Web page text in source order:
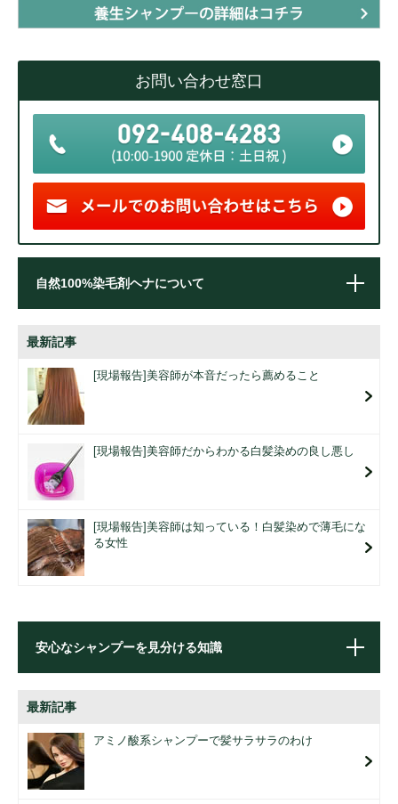
お問い合わせ窓口
自然100%染毛剤ヘナについて
最新記事
[現場報告]美容師が本音だったら薦めること
[現場報告]美容師だからわかる白髪染めの良し悪し
[現場報告]美容師は知っている！白髪染めで薄毛にな
る女性
安心なシャンプーを見分ける知識
最新記事
アミノ酸系シャンプーで髪サラサラのわけ